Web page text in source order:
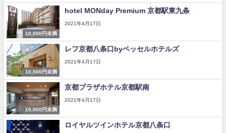
10,000円未満
hotel MONday Premium 京都駅東九条
2021年4月17日
10,000円未満
レフ京都八条口byベッセルホテルズ
2021年4月17日
10,000円未満
京都プラザホテル京都駅南
2021年4月17日
ロイヤルツインホテル京都八条口